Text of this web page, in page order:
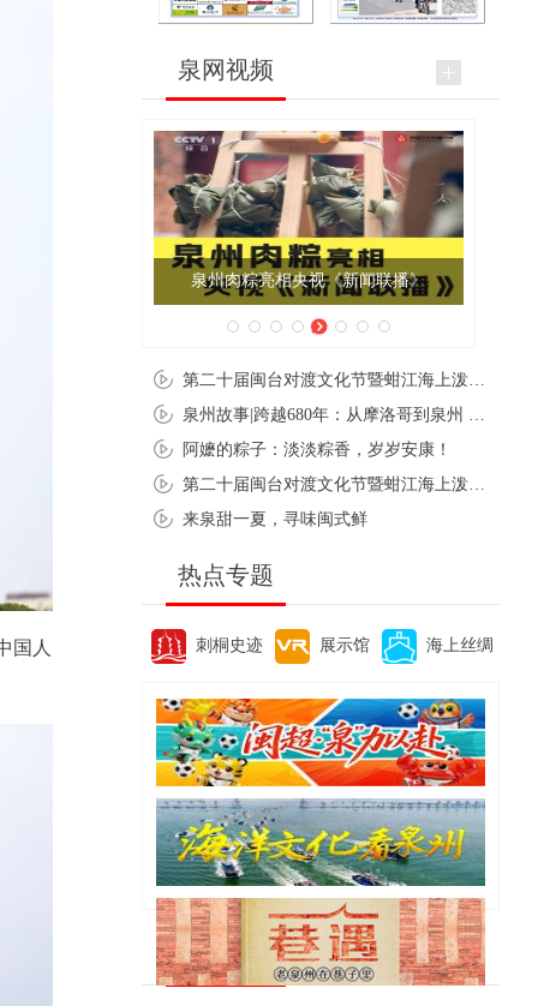
国人
泉网视频
泉州肉粽亮相央视《新闻联播》
阿嬷的粽子：淡淡粽香，岁岁安康！
来泉甜一夏，寻味闽式鲜
热点专题
刺桐史迹 展示馆 海上丝绸
便民资讯